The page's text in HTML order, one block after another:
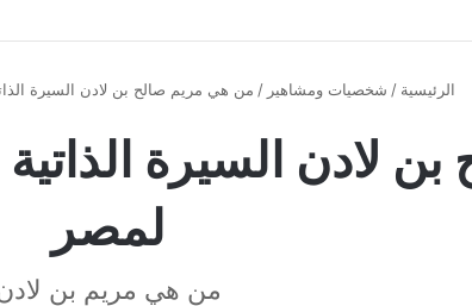
الرئيسية / شخصيات ومشاهير / من هي مريم صالح بن لادن السيرة
لادن السيرة
لمصر
من هي مريم بن